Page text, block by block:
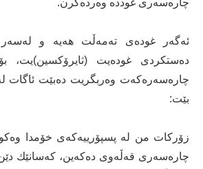
چاره‌سه‌ری غودده‌ وه‌رده‌گرن.
ئەگەر غودەی تەمەڵت هەیە و لەسەر
دەستكردی غودەیت (ثایرۆكسین)یت،
چارەسەرەكەت وەربگریت دەبێت ئاگات
بێت:
زۆركات من لە پسپۆرییەكەی خۆمدا
چارەسەری قەڵەوی دەكەین، كەسانێك